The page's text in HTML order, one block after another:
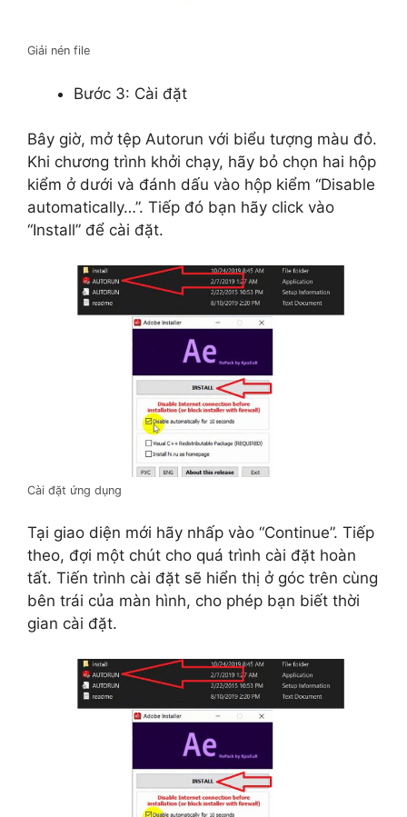
Giải nén file
Bước 3: Cài đặt
Bây giờ, mở tệp Autorun với biểu tượng màu đỏ.
Khi chương trình khởi chạy, hãy bỏ chọn hai hộp
kiểm ở dưới và đánh dấu vào hộp kiểm “Disable
automatically…”. Tiếp đó bạn hãy click vào
“Install” để cài đặt.
Cài đặt ứng dụng
Tại giao diện mới hãy nhấp vào “Continue”. Tiếp
theo, đợi một chút cho quá trình cài đặt hoàn
tất. Tiến trình cài đặt sẽ hiển thị ở góc trên cùng
bên trái của màn hình, cho phép bạn biết thời
gian cài đặt.